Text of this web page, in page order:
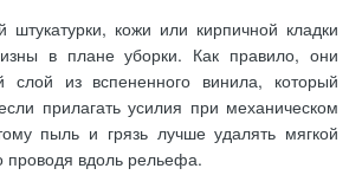
кожи или кирпичной кладки
в плане уборки. Как правило, они
слой из вспененного винила, который
прилагать усилия при механическом
пыль и грязь лучше удалять мягкой
проводя вдоль рельефа.